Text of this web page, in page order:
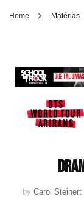
Home Matérias
by Carol Steinert